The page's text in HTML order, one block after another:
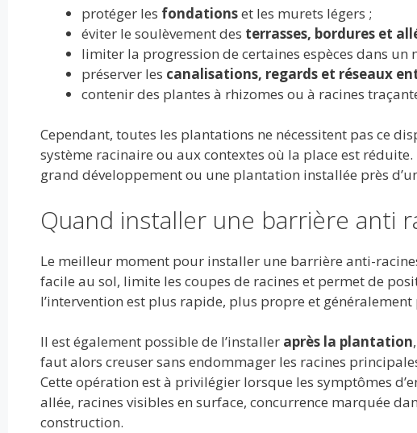
protéger les fondationset les murets légers ;
éviter le soulèvement des terrasses, bordures et
limiter la progression de certaines espèces dans un
préserver les canalisations, regards et réseaux
contenir des plantes à rhizomes ou à racines
Cependant, toutes les plantations ne nécessitent pas ce
système racinaire ou aux contextes où la place est
grand développement ou une plantation installée près
Quand installer une barrière anti
Le meilleur moment pour installer une barrière anti-
facile au sol, limite les coupes de racines et permet de
l’intervention est plus rapide, plus propre et
Il est également possible de l’installer après la plantation
faut alors creuser sans endommager les racines
Cette opération est à privilégier lorsque les symptômes
allée, racines visibles en surface, concurrence marquée
construction.